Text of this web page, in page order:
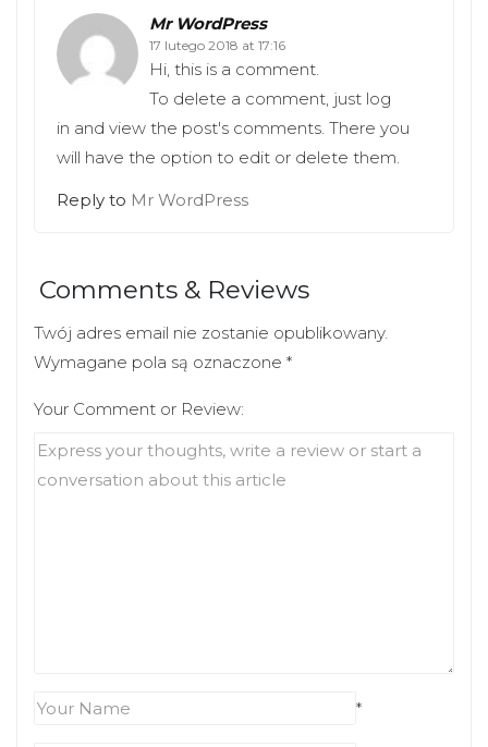
t
r
(
e
n
s
i
n
d
w
)
c
b
p
e
n
s
n
n
o
w
Mr WordPress
17 lutego 2018 at 17:16
Hi, this is a comment.
To delete a comment, just log
in and view the post's comments. There you
will have the option to edit or delete them.
Reply to Mr WordPress
Comments & Reviews
Twój adres email nie zostanie opublikowany.
Wymagane pola są oznaczone *
Your Comment or Review:
*